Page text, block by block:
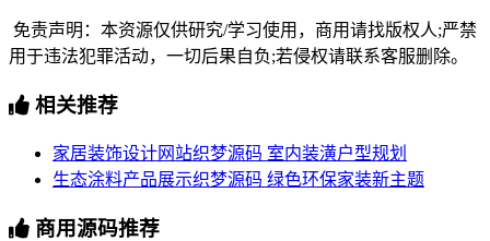
免责声明：本资源仅供研究/学习使用，商用请找版权人;严禁
用于违法犯罪活动，一切后果自负;若侵权请联系客服删除。
相关推荐
家居装饰设计网站织梦源码 室内装潢户型规划
生态涂料产品展示织梦源码 绿色环保家装新主题
商用源码推荐